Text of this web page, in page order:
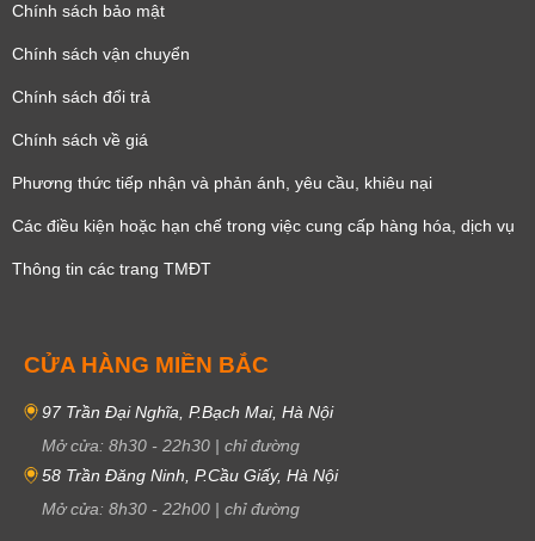
Chính sách bảo mật
Chính sách vận chuyển
Chính sách đổi trả
Chính sách về giá
Phương thức tiếp nhận và phản ánh, yêu cầu, khiêu nại
Các điều kiện hoặc hạn chế trong việc cung cấp hàng hóa, dịch vụ
Thông tin các trang TMĐT
CỬA HÀNG MIỀN BẮC
97 Trần Đại Nghĩa, P.Bạch Mai, Hà Nội
Mở cửa: 8h30 - 22h30 | chỉ đường
58 Trần Đăng Ninh, P.Cầu Giấy, Hà Nội
Mở cửa: 8h30 - 22h00 | chỉ đường